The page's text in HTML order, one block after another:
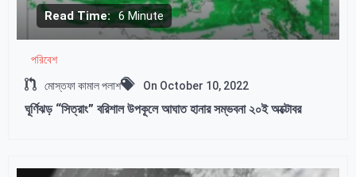
Read Time: 6 Minute
পরিবেশ
মোস্তফা কামাল পলাশ On October 10, 2022
ঘূর্ণিঝড় “সিত্রাং” বরিশাল উপকূলে আঘাত হানার সম্ভবনা ২০ই অক্টোবর